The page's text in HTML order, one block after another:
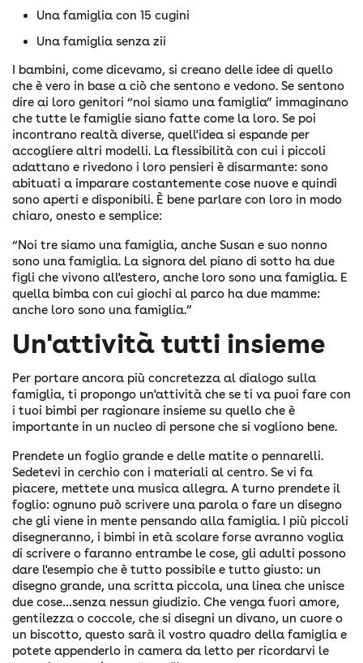
Una famiglia con 15 cugini
Una famiglia senza zii
I bambini, come dicevamo, si creano delle idee di quello
che è vero in base a ciò che sentono e vedono. Se sentono
dire ai loro genitori “noi siamo una famiglia” immaginano
che tutte le famiglie siano fatte come la loro. Se poi
incontrano realtà diverse, quell'idea si espande per
accogliere altri modelli. La flessibilità con cui i piccoli
adattano e rivedono i loro pensieri è disarmante: sono
abituati a imparare costantemente cose nuove e quindi
sono aperti e disponibili. È bene parlare con loro in modo
chiaro, onesto e semplice:
“Noi tre siamo una famiglia, anche Susan e suo nonno
sono una famiglia. La signora del piano di sotto ha due
figli che vivono all'estero, anche loro sono una famiglia. E
quella bimba con cui giochi al parco ha due mamme:
anche loro sono una famiglia.”
Un'attività tutti insieme
Per portare ancora più concretezza al dialogo sulla
famiglia, ti propongo un'attività che se ti va puoi fare con
i tuoi bimbi per ragionare insieme su quello che è
importante in un nucleo di persone che si vogliono bene.
Prendete un foglio grande e delle matite o pennarelli.
Sedetevi in cerchio con i materiali al centro. Se vi fa
piacere, mettete una musica allegra. A turno prendete il
foglio: ognuno può scrivere una parola o fare un disegno
che gli viene in mente pensando alla famiglia. I più piccoli
disegneranno, i bimbi in età scolare forse avranno voglia
di scrivere o faranno entrambe le cose, gli adulti possono
dare l'esempio che è tutto possibile e tutto giusto: un
disegno grande, una scritta piccola, una linea che unisce
due cose…senza nessun giudizio. Che venga fuori amore,
gentilezza o coccole, che si disegni un divano, un cuore o
un biscotto, questo sarà il vostro quadro della famiglia e
potete appenderlo in camera da letto per ricordarvi le